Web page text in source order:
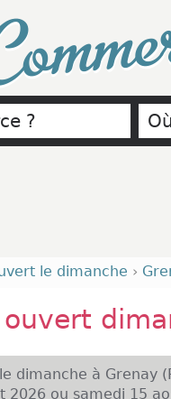
le dimanche ›
ouvert
dimanche à Grenay
2026 ou samedi 15